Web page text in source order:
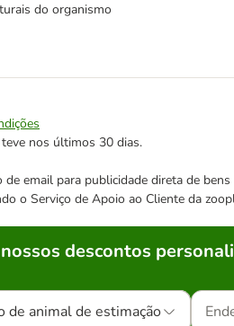
do organismo
nos últimos 30 dias.
email para publicidade direta de
o Serviço de Apoio ao Cliente da
descontos
de animal de estimação